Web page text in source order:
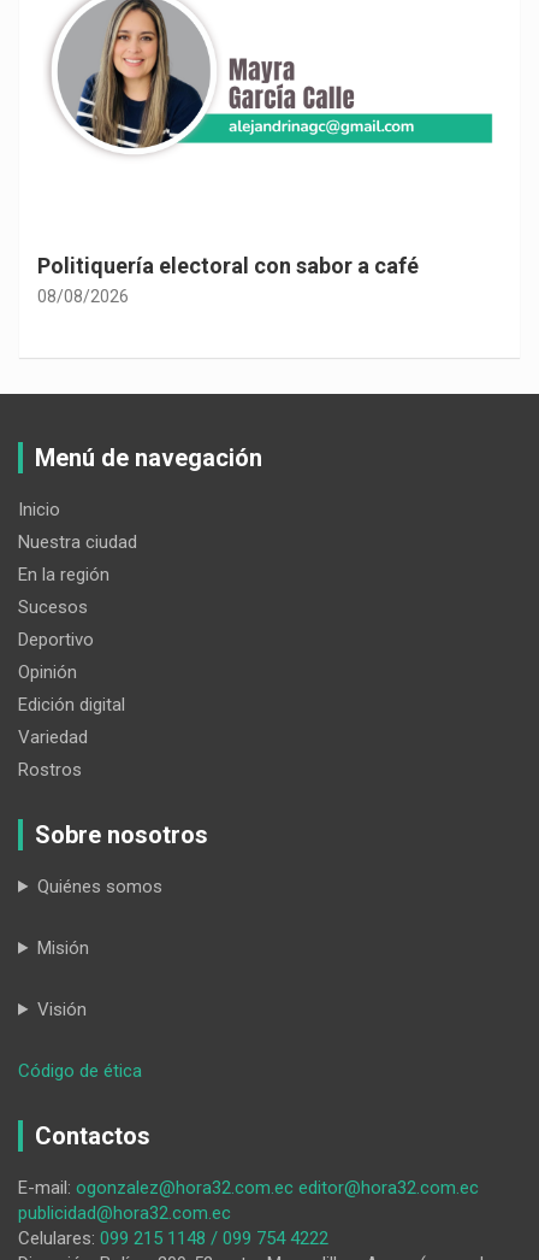
Politiquería electoral con sabor a café
08/08/2026
Menú de navegación
Inicio
Nuestra ciudad
En la región
Sucesos
Deportivo
Opinión
Edición digital
Variedad
Rostros
Sobre nosotros
Quiénes somos
Misión
Visión
Código de ética
al
Contactos
E-mail: ogonzalez@hora32.com.ec editor@hora32.com.ec
publicidad@hora32.com.ec
Celulares: 099 215 1148 / 099 754 4222